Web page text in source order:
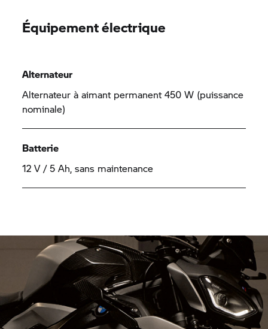
Équipement électrique
Alternateur
Alternateur à aimant permanent 450 W (puissance
nominale)
Batterie
12 V / 5 Ah, sans maintenance